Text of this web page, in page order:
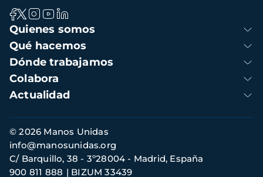
Navegación
principal
Quienes somos
Qué hacemos
Dónde trabajamos
Colabora
Actualidad
Información
de
contacto
© 2026 Manos Unidas
C/ Barquillo, 38 - 3º28004 - Madrid, España
900 811 888
BIZUM 33439
info@manosunidas.org